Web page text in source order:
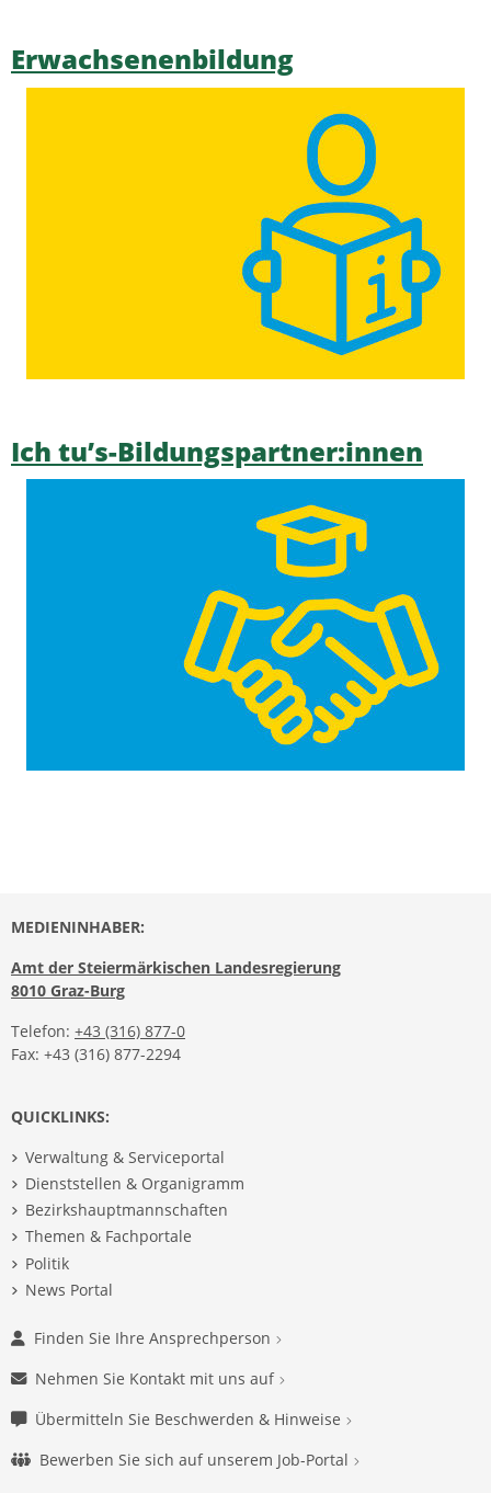
Erwachsenenbildung
Ich tu’s-Bildungspartner:innen
MEDIENINHABER:
Amt der Steiermärkischen Landesregierung
8010 Graz-Burg
Telefon: +43 (316) 877-0
Fax: +43 (316) 877-2294
QUICKLINKS:
Verwaltung & Serviceportal
Dienststellen & Organigramm
Bezirkshauptmannschaften
Themen & Fachportale
Politik
News Portal
Finden Sie Ihre Ansprechperson
Nehmen Sie Kontakt mit uns auf
Übermitteln Sie Beschwerden & Hinweise
Bewerben Sie sich auf unserem Job-Portal